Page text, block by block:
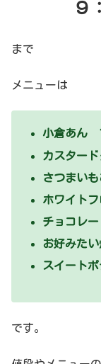
９
まで
メニューは
小倉あん
カスター
さつまい
ホワイト
チョコレ
お好みた
スイート
です。